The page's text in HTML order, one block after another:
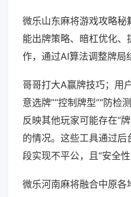
微乐山东麻将游戏攻略秘
能出牌策略、暗杠优化
作，通过AI算法调整牌局
哥哥打大A赢牌技巧；用
意选牌”“控制牌型”“防检
反映其他玩家可能存在“
的情况。这些工具通过
段实现不平公，且“安全性
微乐河南麻将融合中原各